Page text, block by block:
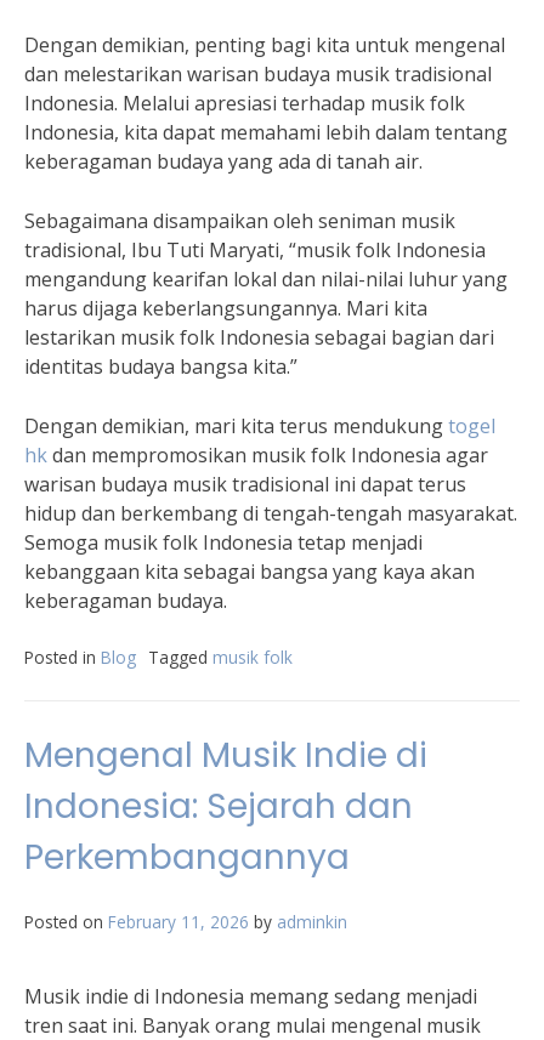
Dengan demikian, penting bagi kita untuk mengenal
dan melestarikan warisan budaya musik tradisional
Indonesia. Melalui apresiasi terhadap musik folk
Indonesia, kita dapat memahami lebih dalam tentang
keberagaman budaya yang ada di tanah air.
Sebagaimana disampaikan oleh seniman musik
tradisional, Ibu Tuti Maryati, “musik folk Indonesia
mengandung kearifan lokal dan nilai-nilai luhur yang
harus dijaga keberlangsungannya. Mari kita
lestarikan musik folk Indonesia sebagai bagian dari
identitas budaya bangsa kita.”
Dengan demikian, mari kita terus mendukungtogel
hkdan mempromosikan musik folk Indonesia agar
warisan budaya musik tradisional ini dapat terus
hidup dan berkembang di tengah-tengah masyarakat.
Semoga musik folk Indonesia tetap menjadi
kebanggaan kita sebagai bangsa yang kaya akan
keberagaman budaya.
Posted in Blog Tagged musik folk
Mengenal Musik Indie di
Indonesia: Sejarah dan
Perkembangannya
Posted on February 11, 2026 by adminkin
Musik indie di Indonesia memang sedang menjadi
tren saat ini. Banyak orang mulai mengenal musik